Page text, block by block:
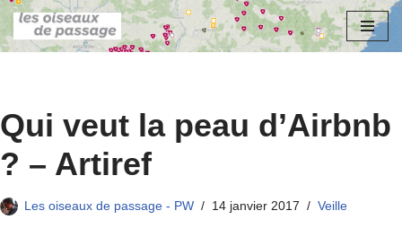
Aller
Qui veut la peau d’Airbnb
? – Artiref
Les oiseaux de passage - PW 14 janvier 2017 Veille